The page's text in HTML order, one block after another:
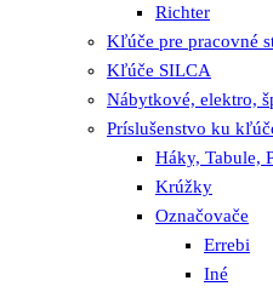
Richter
Kľúče pre pracovné
Kľúče SILCA
Nábytkové, elektro,
Príslušenstvo ku
Háky, Tabule,
Krúžky
Označovače
Errebi
Iné